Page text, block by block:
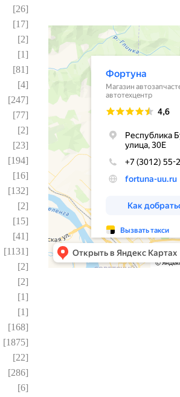
[26]
[17]
[2]
[1]
[81]
[4]
[247]
[77]
[2]
[23]
[194]
[16]
[132]
[2]
[15]
[41]
[1131]
[2]
[2]
[1]
[1]
[168]
[1875]
[22]
[286]
[6]